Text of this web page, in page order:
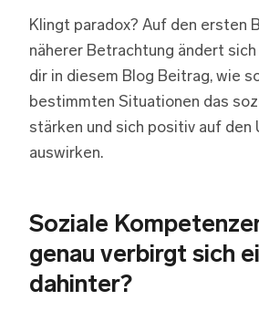
Klingt paradox? Auf den ersten
näherer Betrachtung ändert
dir in diesem Blog Beitrag, wie
bestimmten Situationen das
stärken und sich positiv auf den
auswirken.
Soziale
genau verbirgt sich
dahinter?